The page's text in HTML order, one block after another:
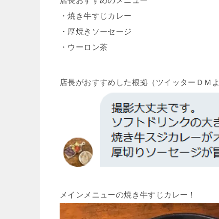
・焼き牛すじカレー
・厚焼きソーセージ
・ウーロン茶
店長がおすすめした根拠（ツイッターＤＭ
メインメニューの焼き牛すじカレー！